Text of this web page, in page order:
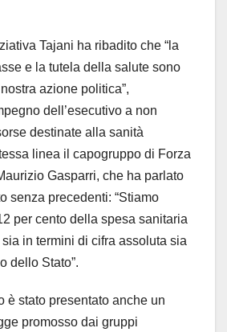
Tajani ha ribadito che “la
e la tutela della salute sono
azione politica”,
dell’esecutivo a non
destinate alla sanità
linea il capogruppo di Forza
Gasparri, che ha parlato
senza precedenti: “Stiamo
per cento della spesa sanitaria
in termini di cifra assoluta sia
dello Stato”.
è stato presentato anche un
promosso dai gruppi